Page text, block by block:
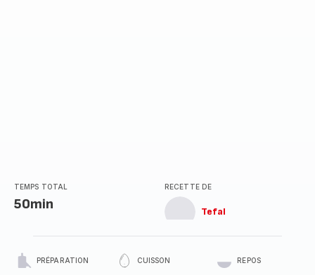
TEMPS TOTAL
50min
RECETTE DE
Tefal
PRÉPARATION CUISSON REPOS